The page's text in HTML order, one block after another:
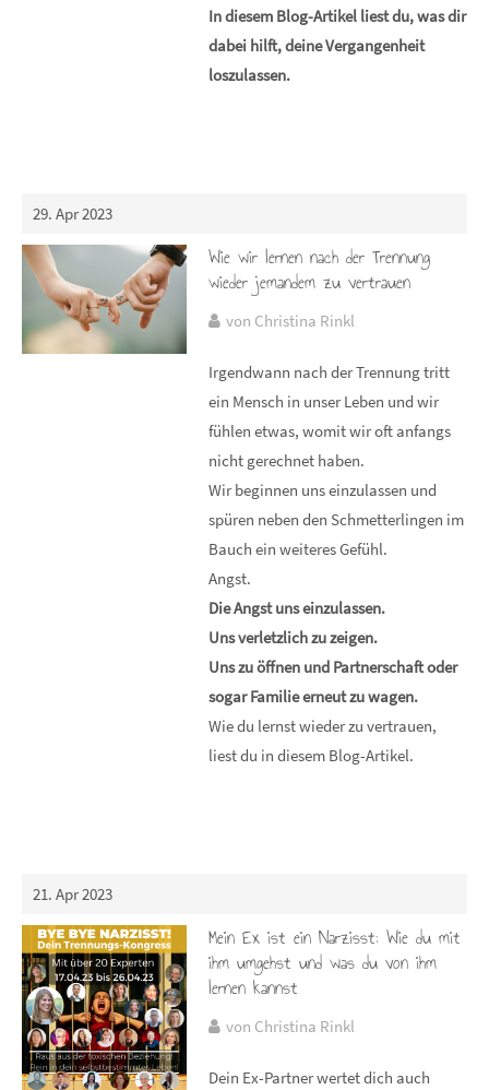
In diesem Blog-Artikel liest du, was dir
dabei hilft, deine Vergangenheit
loszulassen.
29. Apr 2023
Wie wir lernen nach der Trennung
wieder jemandem zu vertrauen
von Christina Rinkl
Irgendwann nach der Trennung tritt
ein Mensch in unser Leben und wir
fühlen etwas, womit wir oft anfangs
nicht gerechnet haben.
Wir beginnen uns einzulassen und
spüren neben den Schmetterlingen im
Bauch ein weiteres Gefühl.
Angst.
Die Angst uns einzulassen.
Uns verletzlich zu zeigen.
Uns zu öffnen und Partnerschaft oder
sogar Familie erneut zu wagen.
Wie du lernst wieder zu vertrauen,
liest du in diesem Blog-Artikel.
21. Apr 2023
Mein Ex ist ein Narzisst: Wie du mit
ihm umgehst und was du von ihm
lernen kannst
von Christina Rinkl
Dein Ex-Partner wertet dich auch